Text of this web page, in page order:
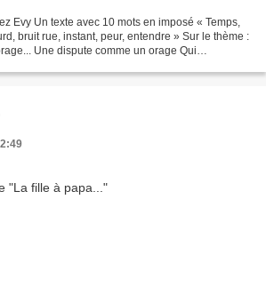
Evy Un texte avec 10 mots en imposé « Temps,
bruit rue, instant, peur, entendre » Sur le thème :
Une dispute comme un orage Qui